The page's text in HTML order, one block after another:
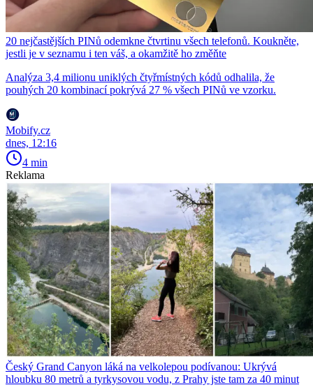
20 nejčastějších PINů odemkne čtvrtinu všech telefonů. Koukněte,
jestli je v seznamu i ten váš, a okamžitě ho změňte
Analýza 3,4 milionu uniklých čtyřmístných kódů odhalila, že
pouhých 20 kombinací pokrývá 27 % všech PINů ve vzorku.
Mobify.cz
dnes, 12:16
4 min
Reklama
Český Grand Canyon láká na velkolepou podívanou: Ukrývá
hloubku 80 metrů a tyrkysovou vodu, z Prahy jste tam za 40 minut